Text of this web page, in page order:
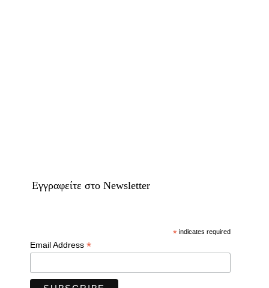
Eγγραφείτε στο Newsletter
* indicates required
Email Address *